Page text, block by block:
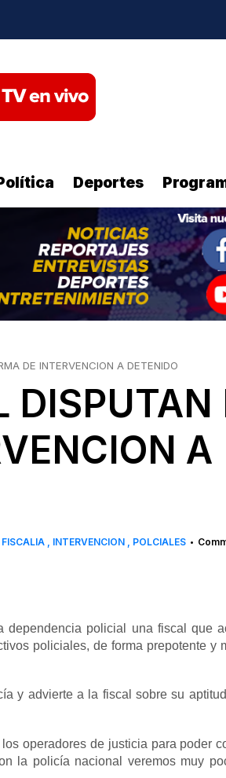
Deportes
DE INTERVENCION A DETENIDO
DISPUTAN
A
FISCALIA INTERVENCION POLCIALES •
policial una fiscal que
policiales, de forma prepotente y
y advierte a la fiscal sobre su
operadores de justicia para poder
la policía nacional veremos muy